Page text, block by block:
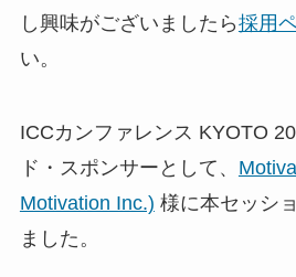
し興味がございましたら採用
い。
ICCカンファレンス KYOTO
ド・スポンサーとして、
Motivation Inc.) 様に本セッシ
ました。